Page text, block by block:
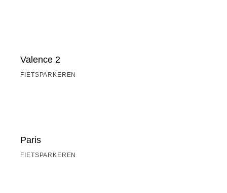
Valence 2
FIETSPARKEREN
Paris
FIETSPARKEREN